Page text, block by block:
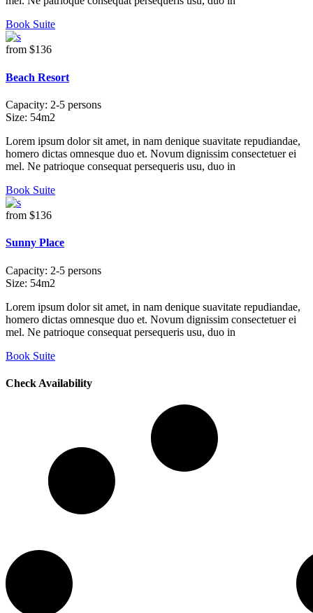
Book Suite
from $136
Beach Resort
Capacity: 2-5 persons
Size: 54m2
Lorem ipsum dolor sit amet, in nam denique suavitate repudiandae,
homero dictas omnesque duo et. Novum dignissim consectetuer ei
mel. Ne patrioque consequat persequeris usu, duo in
Book Suite
from $136
Sunny Place
Capacity: 2-5 persons
Size: 54m2
Lorem ipsum dolor sit amet, in nam denique suavitate repudiandae,
homero dictas omnesque duo et. Novum dignissim consectetuer ei
mel. Ne patrioque consequat persequeris usu, duo in
Book Suite
Check Availability